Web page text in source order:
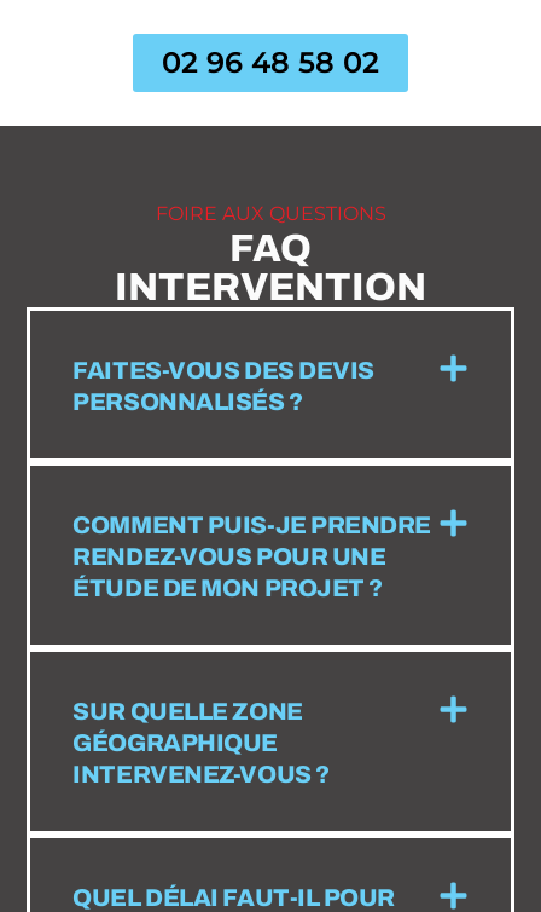
02 96 48 58 02
FOIRE AUX QUESTIONS
FAQ
INTERVENTION
FAITES-VOUS DES DEVIS
PERSONNALISÉS ?
COMMENT PUIS-JE PRENDRE
RENDEZ-VOUS POUR UNE
ÉTUDE DE MON PROJET ?
SUR QUELLE ZONE
GÉOGRAPHIQUE
INTERVENEZ-VOUS ?
QUEL DÉLAI FAUT-IL POUR